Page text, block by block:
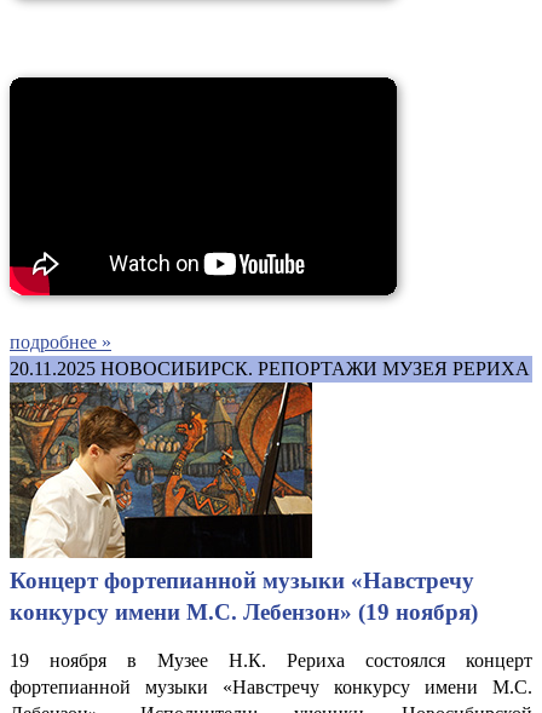
подробнее »
20.11.2025 НОВОСИБИРСК. РЕПОРТАЖИ МУЗЕЯ РЕРИХА
Концерт фортепианной музыки «Навстречу
конкурсу имени М.С. Лебензон» (19 ноября)
19 ноября в Музее Н.К. Рериха состоялся концерт
фортепианной музыки «Навстречу конкурсу имени М.С.